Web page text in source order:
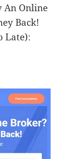
An Online
Back!
Late):